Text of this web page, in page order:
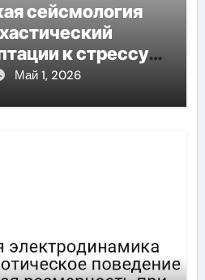
сейсмология
к стрессу
значении
Май 1, 2026